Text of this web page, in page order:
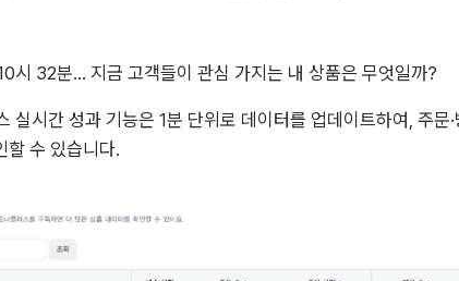
시 32분... 지금 고객들이 관심 가지는 내 상품은 무엇일까?
실시간 성과 기능은 1분 단위로 데이터를 업데이트하여, 주문·
할 수 있습니다.